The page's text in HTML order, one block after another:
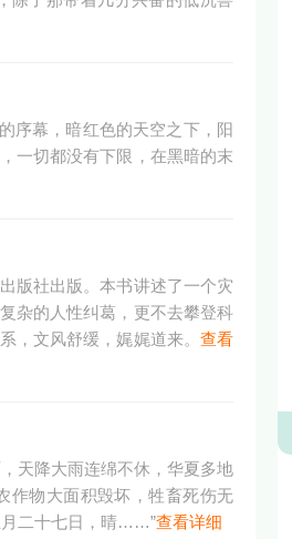
序幕，暗红色的天空之下，阳
一切都没有下限，在黑暗的末
版社出版。本书讲述了一个灾
杂的人性纠葛，更不去攀登科
，文风舒缓，娓娓道来。 查看
天降大雨连绵不休，华夏多地
作物大面积毁坏，牲畜死伤无
月二十七日，晴……”查看详细